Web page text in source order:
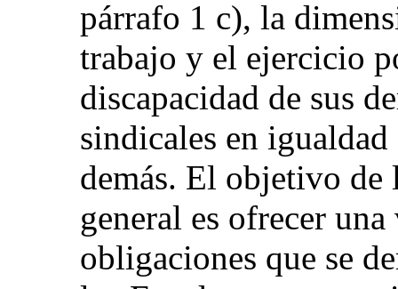
párrafo 1 c), la
trabajo y el ejercicio
discapacidad de sus
sindicales en
demás. El objetivo de
general es ofrecer
obligaciones que se